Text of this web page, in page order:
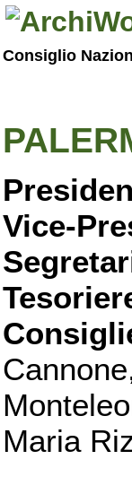
Consiglio
Vice-
Maria